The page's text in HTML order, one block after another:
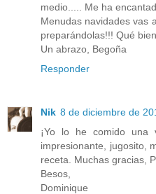
medio..... Me ha
Menudas navidades vas
preparándolas!!! Qué
Un abrazo, Begoña
Responder
Nik 8 de diciembre de
¡Yo lo he comido una
impresionante, jugosito,
receta. Muchas gracias,
Besos,
Dominique